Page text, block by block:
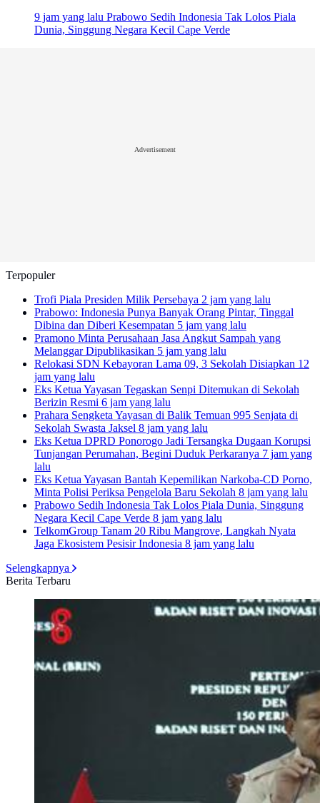
9 jam yang lalu Prabowo Sedih Indonesia Tak Lolos Piala
Dunia, Singgung Negara Kecil Cape Verde
Advertisement
Terpopuler
Trofi Piala Presiden Milik Persebaya 2 jam yang lalu
Prabowo: Indonesia Punya Banyak Orang Pintar, Tinggal
Dibina dan Diberi Kesempatan 5 jam yang lalu
Pramono Minta Perusahaan Jasa Angkut Sampah yang
Melanggar Dipublikasikan 5 jam yang lalu
Relokasi SDN Kebayoran Lama 09, 3 Sekolah Disiapkan 12
jam yang lalu
Eks Ketua Yayasan Tegaskan Senpi Ditemukan di Sekolah
Berizin Resmi 6 jam yang lalu
Prahara Sengketa Yayasan di Balik Temuan 995 Senjata di
Sekolah Swasta Jaksel 8 jam yang lalu
Eks Ketua DPRD Ponorogo Jadi Tersangka Dugaan Korupsi
Tunjangan Perumahan, Begini Duduk Perkaranya 7 jam yang
lalu
Eks Ketua Yayasan Bantah Kepemilikan Narkoba-CD Porno,
Minta Polisi Periksa Pengelola Baru Sekolah 8 jam yang lalu
Prabowo Sedih Indonesia Tak Lolos Piala Dunia, Singgung
Negara Kecil Cape Verde 8 jam yang lalu
TelkomGroup Tanam 20 Ribu Mangrove, Langkah Nyata
Jaga Ekosistem Pesisir Indonesia 8 jam yang lalu
Selengkapnya
Berita Terbaru